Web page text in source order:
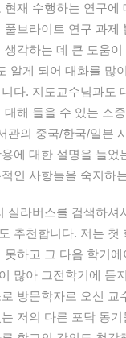
현재 수행하는 연구에
풀브라이트 연구 과제
생각하는 데 큰 도움
알게 되어 대화를 많
다. 지도교수님과도
대해 들을 수 있는 소
관의 중국/한국/일본
에 대한 설명을 들었
인 사항들을 숙지하
실라버스를 검색하셔
추천합니다. 저는 첫
못하고 그 다음 학기
많아 그전학기에 듣
방문학자로 오신 교
저의 다른 포닥 동